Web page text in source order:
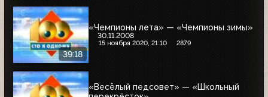
39:18
«Чемпионы лета» — «Чемпионы зимы»
30.11.2008
15 ноября 2020, 21:10 2879
«Весёлый педсовет» — «Школьный